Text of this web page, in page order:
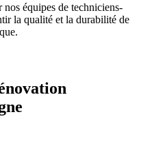
nos équipes de techniciens-
la qualité et la durabilité de